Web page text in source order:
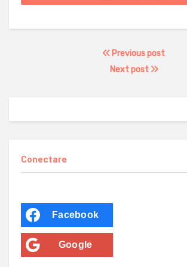
Previous post
Next post
Conectare
Facebook
Google